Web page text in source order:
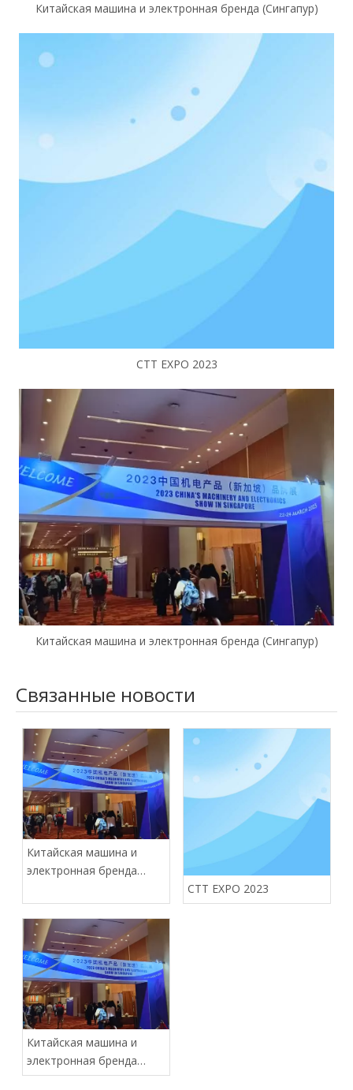
Китайская машина и электронная бренда (Сингапур)
CTT EXPO 2023
Китайская машина и электронная бренда (Сингапур)
Связанные новости
Китайская машина и
электронная бренда
CTT EXPO 2023
Китайская машина и
электронная бренда
(Сингапур)